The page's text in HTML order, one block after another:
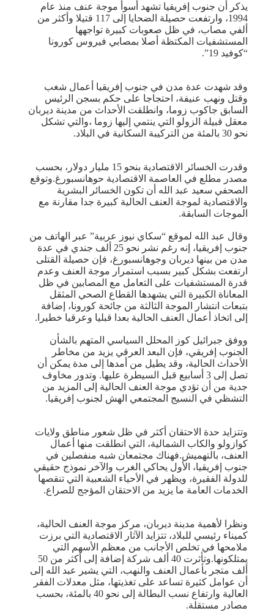
يذكر أن جنوب إفريقيا تشهد أسوأ موجة عنف منذ عام
1994، وارتفعت حصيلة الضحايا إلى 117 قتيلا وأكثر من
ألفي مصاب، في ظل صعوبات كبيرة تواجهها
المستشفيات المكتظة أصلا بمصابي فيروس كورونا
“كوفيد 19”.
وقد شهدت عدة مدن في جنوب إفريقيا أعمال شغب
وقتل ونهب عنيفة، احتجاجا على حكم بسجن الرئيس
السابق جاكوب زوما، وانطلقت الأحداث من مدينة ديربان
معقل قبيلة الزولو التي ينتمي إليها زوما ،والتي تشكل
نحو 30 بالمئة من التركيبة السكانية في البلاد.
وقدرت الخسائر الاقتصادية بنحو 15 مليار دولار، بحسب
مصدر مطلع في العاصمة الاقتصادية حوهانسبورغ.وتوقع
الصحفي سعيد عبد الله أن تكون الخسائر البشرية
والاقتصادية لموجة العنف الحالية كبيرة جدا مقارنة مع
الموجات السابقة.
وقال عبد الله لموقع “سكاي نيوز عربية” عبر الهاتف من
جنوب إفريقيا، إنه رغم نشر نحو 25 ألف جندي في عدة
مدن من بينها ديربان وجوهانسبورغ، فإن حصيلة القتلى
ارتفعت بشكل كبير بسبب استمرار موجة العنف وعدم
قدرة المستشفيات على التعامل مع المصابين في ظل
المعاناة الكبيرة التي يشهدها القطاع الصحي المثقل
بتبعات انتشار الموجة الثالثة من جائحة كورونا، إضافة
إلى اتخاذ أعمال العنف الحالية بعدا قبليا وعرقيا خطيرا.
ووفق جبرائيل كوز المحلل السياسي المتهم بالشأن
الجنوب إفريقي، فإن البعد العرقي يزيد من مخاطر
الأحداث الحالية، وقد يطيل من أمدها إلى مدة يمكن أن
تصل إلى 3 أسابيع قبل السيطرة عليها. وتدور مخاوف
جدية من أن تؤدي موجة العنف الحالية إلى المزيد من
التشظي في النسيج المجتمعي الهش لجنوب إفريقيا.
وتتزايد حدة الاحتقان أكثر في ظل شعور مناطق ولايات
كوازولو والكاب الشمالية، التي انطلقت منها أعمال
العنف، بالتهميش.فهناك مجتمعان شبه منفصلين في
جنوب إفريقيا، الأول يحاكي الغرب والآخر نموذج حقيقي
للدولة الفقيرة، ويظهر في الأحياء الشعبية التي تنقصها
الخدمات العامة ما يزيد من الاحتقان المؤجج للصراع.
ونظرا لأهمية مدينة ديربان، مركز موجة العنف الحالية،
كميناء رئيسي للبلاد، تتزايد الآثار الاقتصادية التي برزت
ملامحها في تخلص الأجانب من معظم الأسهم التي
يمتلكونها.وتأثرت 40 ألف شركة إضافة إلى أكثر من 50
ألف متجر بأعمال العنف والنهب، التي يشير عبد الله إلى
أن عوامل كثيرة تساعد على تغذيتها، مثل معدلات الفقر
العالية وارتفاع نسب البطالة إلى نحو 40 بالمئة، بحسب
مصادر مستقلة.